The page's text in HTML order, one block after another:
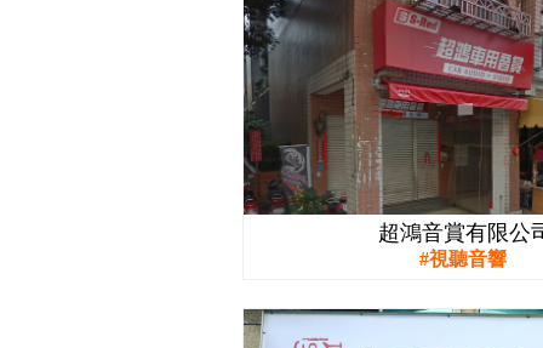
超鴻音賞有限公
視聽音響